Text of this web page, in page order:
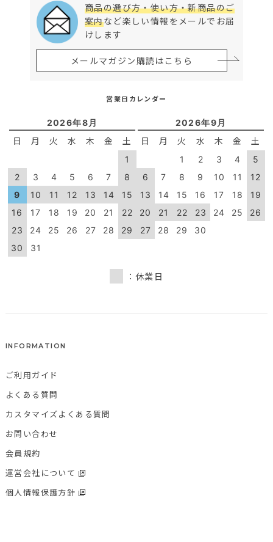
商品の選び方・使い方・新商品のご
案内など楽しい情報をメールでお届
けします
メールマガジン購読はこちら
営業日カレンダー
2026年8月
日 月 火 水 木 金 土
1
2
3 4 5 6 7
8
9
10 11 12 13 14
15
16
17 18 19 20 21
22
23
24 25 26 27 28
29
30
31
2026年9月
日 月 火 水 木 金 土
1 2 3 4
5
6
7 8 9 10 11
12
13
14 15 16 17 18
19
20
21 22 23 24 25
26
27
28 29 30
：休業日
INFORMATION
ご利用ガイド
よくある質問
カスタマイズよくある質問
お問い合わせ
会員規約
運営会社について
個人情報保護方針